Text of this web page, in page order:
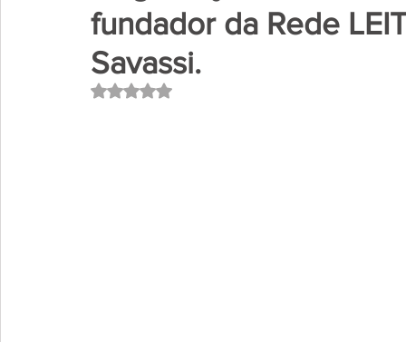
fundador da Rede
Savassi.
Avaliado com NaN de 5 estrelas.